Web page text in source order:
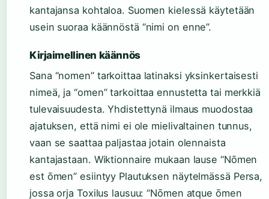
kantajansa kohtaloa. Suomen kielessä käytetään
usein suoraa käännöstä “nimi on enne”.
Kirjaimellinen käännös
Sana “nomen” tarkoittaa latinaksi yksinkertaisesti
nimeä, ja “omen” tarkoittaa ennustetta tai merkkiä
tulevaisuudesta. Yhdistettynä ilmaus muodostaa
ajatuksen, että nimi ei ole mielivaltainen tunnus,
vaan se saattaa paljastaa jotain olennaista
kantajastaan. Wiktionnaire mukaan lause “Nōmen
est ōmen” esiintyy Plautuksen näytelmässä Persa,
jossa orja Toxilus lausuu: “Nōmen atque ōmen